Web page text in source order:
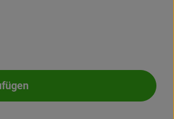
zum Warenkorb hinzufügen